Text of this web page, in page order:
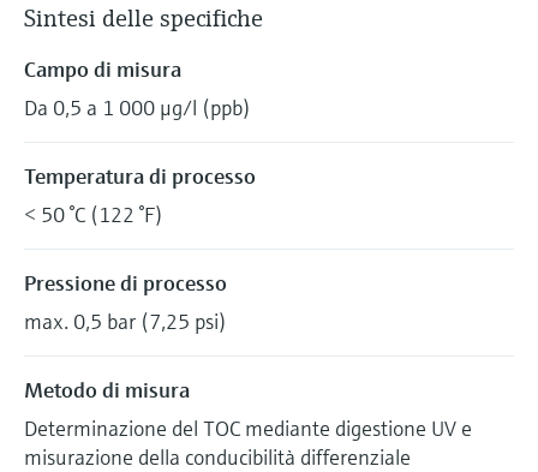
Sintesi delle specifiche
Campo di misura
Da 0,5 a 1 000 μg/l (ppb)
Temperatura di processo
< 50 °C (122 °F)
Pressione di processo
max. 0,5 bar (7,25 psi)
Metodo di misura
Determinazione del TOC mediante digestione UV e
misurazione della conducibilità differenziale